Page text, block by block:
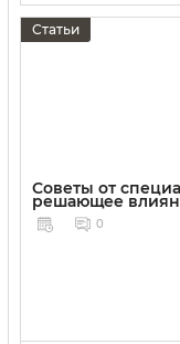
Статьи
Советы от
решающее
0